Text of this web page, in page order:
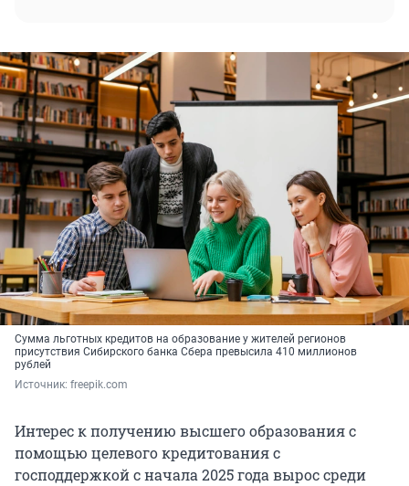
Сумма льготных кредитов на образование у жителей регионов
присутствия Сибирского банка Сбера превысила 410 миллионов
рублей
Источник: freepik.com
Интерес к получению высшего образования с
помощью целевого кредитования с
господдержкой с начала 2025 года вырос среди